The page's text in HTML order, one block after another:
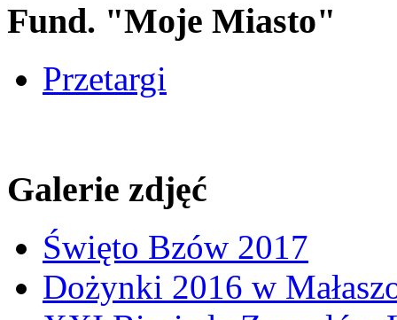
Fund. "Moje Miasto"
Przetargi
Galerie zdjęć
Święto Bzów 2017
Dożynki 2016 w